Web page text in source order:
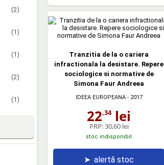
(2)
(1)
(1)
(2)
(1)
Tranzitia de la o cariera
infractionala la desistare. Repere
sociologice si normative de
Simona Faur Andreea
IDEEA EUROPEANA- 2017
22,34lei
PRP:30,60 lei
stoc indisponibil
➤ alertă stoc